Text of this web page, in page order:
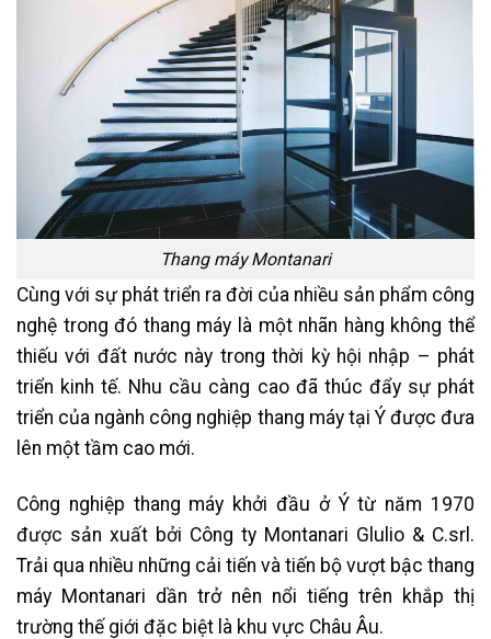
Thang máy Montanari
Cùng với sự phát triển ra đời của nhiều sản phẩm công
nghệ trong đó thang máy là một nhãn hàng không thể
thiếu với đất nước này trong thời kỳ hội nhập – phát
triển kinh tế. Nhu cầu càng cao đã thúc đẩy sự phát
triển của ngành công nghiệp thang máy tại Ý được đưa
lên một tầm cao mới.
Công nghiệp thang máy khởi đầu ở Ý từ năm 1970
được sản xuất bởi Công ty Montanari Glulio & C.srl.
Trải qua nhiều những cải tiến và tiến bộ vượt bậc thang
máy Montanari dần trở nên nổi tiếng trên khắp thị
trường thế giới đặc biệt là khu vực Châu Âu.